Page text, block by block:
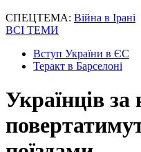
СПЕЦТЕМА: Війна в Ірані
ВСІ ТЕМИ
Вступ України в ЄС
Теракт в Барселоні
Українців